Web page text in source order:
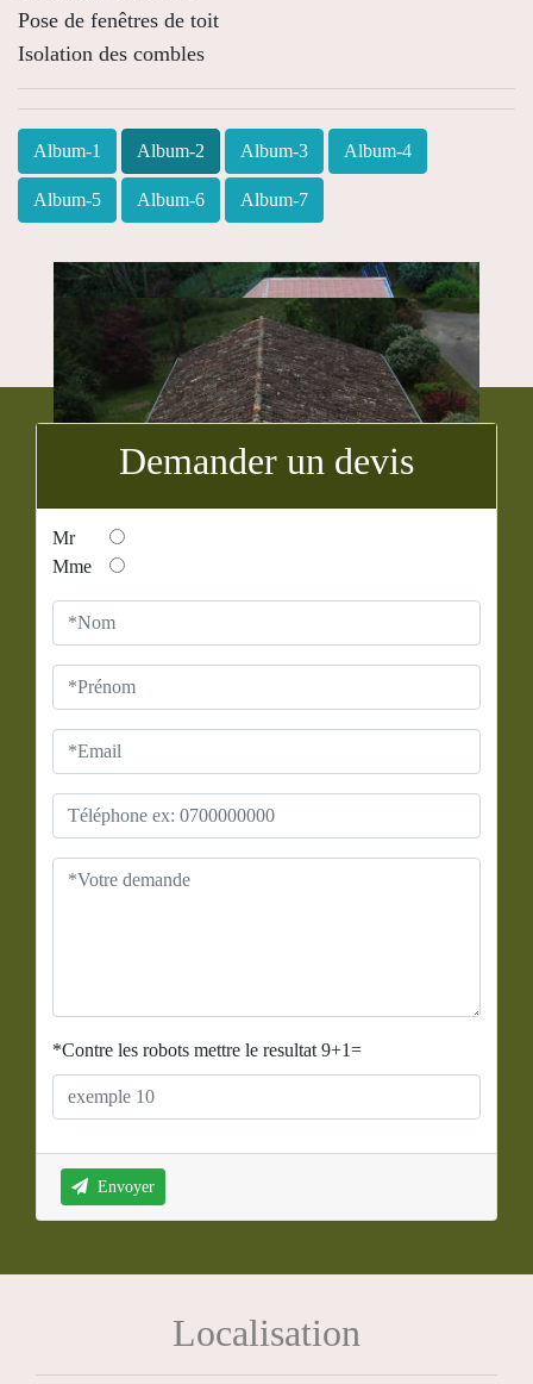
Pose de fenêtres de toit
Isolation des combles
Album-1 Album-2 Album-3 Album-4
Album-5 Album-6 Album-7
Demander un devis
Mr
Mme
*Contre les robots mettre le resultat 9+1=
Envoyer
Localisation